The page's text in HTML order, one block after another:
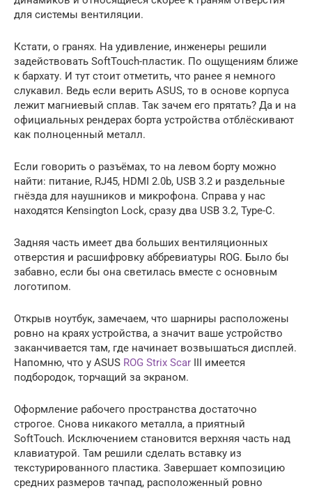
для системы вентиляции.
Кстати, о гранях. На удивление, инженеры решили
задействовать SoftTouch-пластик. По ощущениям ближе
к бархату. И тут стоит отметить, что ранее я немного
слукавил. Ведь если верить ASUS, то в основе корпуса
лежит магниевый сплав. Так зачем его прятать? Да и на
официальных рендерах борта устройства отблёскивают
как полноценный металл.
Если говорить о разъёмах, то на левом борту можно
найти: питание, RJ45, HDMI 2.0b, USB 3.2 и раздельные
гнёзда для наушников и микрофона. Справа у нас
находятся Kensington Lock, сразу два USB 3.2, Type-C.
Задняя часть имеет два больших вентиляционных
отверстия и расшифровку аббревиатуры ROG. Было бы
забавно, если бы она светилась вместе с основным
логотипом.
Открыв ноутбук, замечаем, что шарниры расположены
ровно на краях устройства, а значит ваше устройство
заканчивается там, где начинает возвышаться дисплей.
Напомню, что у ASUS ROG Strix Scar III имеется
подбородок, торчащий за экраном.
Оформление рабочего пространства достаточно
строгое. Снова никакого металла, а приятный
SoftTouch. Исключением становится верхняя часть над
клавиатурой. Там решили сделать вставку из
текстурированного пластика. Завершает композицию
средних размеров тачпад, расположенный ровно